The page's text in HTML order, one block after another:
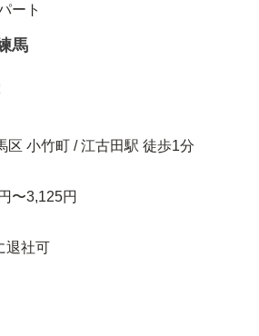
ート
馬
区 小竹町 / 江古田駅 徒歩1分
〜3,125円
退社可